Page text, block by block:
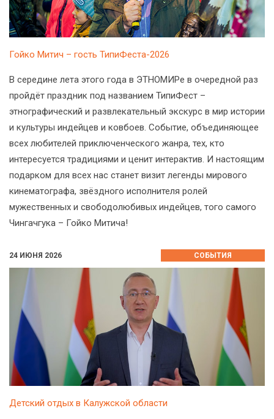
Гойко Митич – гость ТипиФеста-2026
В середине лета этого года в ЭТНОМИРе в очередной раз
пройдёт праздник под названием ТипиФест –
этнографический и развлекательный экскурс в мир истории
и культуры индейцев и ковбоев. Событие, объединяющее
всех любителей приключенческого жанра, тех, кто
интересуется традициями и ценит интерактив. И настоящим
подарком для всех нас станет визит легенды мирового
кинематографа, звёздного исполнителя ролей
мужественных и свободолюбивых индейцев, того самого
Чингачгука – Гойко Митича!
24 ИЮНЯ 2026 СОБЫТИЯ
Детский отдых в Калужской области